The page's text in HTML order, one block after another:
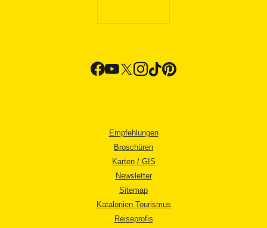
Empfehlungen
Broschüren
Karten / GIS
Newsletter
Sitemap
Katalonien Tourismus
Reiseprofis